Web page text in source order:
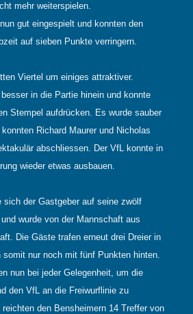
mehr weiterspielen.
gut eingespielt und konnten den
auf sieben Punkte verringern.
Viertel um einiges attraktiver.
in die Partie hinein und konnte
Stempel aufdrücken. Es wurde sauber
Richard Maurer und Nicholas
abschliessen. Der VfL konnte in
wieder etwas ausbauen.
sich der Gastgeber auf seine zwölf
wurde von der Mannschaft aus
Die Gäste trafen erneut drei Dreier in
somit nur noch mit fünf Punkten hinten.
nun bei jeder Gelegenheit, um die
den VfL an die Freiwurflinie zu
den Bensheimern 14 Treffer von